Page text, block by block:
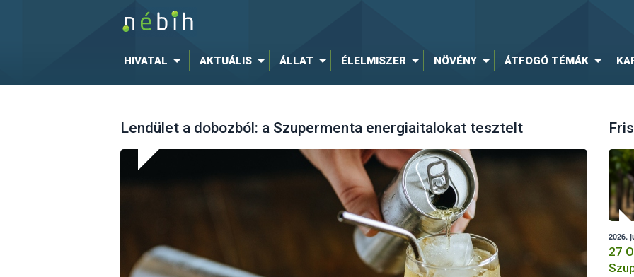
HIVATAL AKTUÁLIS ÁLLAT ÉLELMISZER NÖVÉNY ÁTFOGÓ TÉMÁK
Lendület a dobozból: a Szupermenta energiaitalokat tesztelt
2026.
27